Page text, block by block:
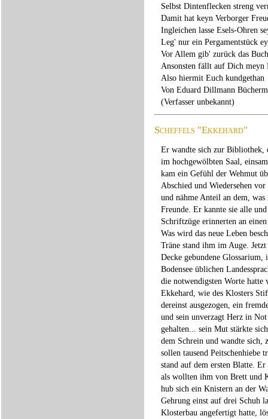
Selbst Dintenflecken streng
Damit hat keyn Verborger
Ingleichen lasse Esels-Ohren
Leg' nur ein Pergamentstück
Vor Allem gib' zurück das
Ansonsten fällt auf Dich meyn
Also hiermit Euch kundgethan
Von Eduard Dillmann
(Verfasser unbekannt)
Scheffels "Ekkehard"
Er wandte sich zur Bibliothek,
im hochgewölbten Saal,
kam ein Gefühl der Wehmut
Abschied und Wiedersehen
und nähme Anteil an dem,
Freunde. Er kannte sie alle
Schriftzüge erinnerten an
Was wird das neue Leben
Träne stand ihm im Auge.
Decke gebundene
Bodensee üblichen
die notwendigsten Worte hatte
Ekkehard, wie des Klosters
dereinst ausgezogen, ein
und sein unverzagt Herz in
gehalten... sein Mut stärkte
dem Schrein und wandte sich,
sollen tausend Peitschenhiebe
stand auf dem ersten Blatte.
als wollten ihm von Brett und
hub sich ein Knistern an der
Gehrung einst auf drei Schuh
Klosterbau angefertigt hatte,